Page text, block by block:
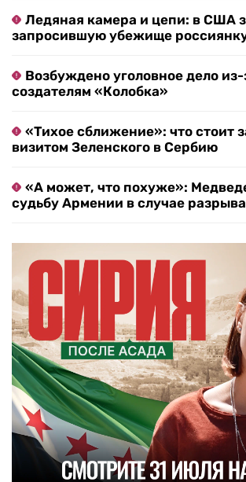
Ледяная камера и цепи: в США
запросившую убежище
Возбуждено уголовное дело из-
создателям «Колобка»
«Тихое сближение»: что стоит
визитом Зеленского в Сербию
«А может, что похуже»:
судьбу Армении в случае